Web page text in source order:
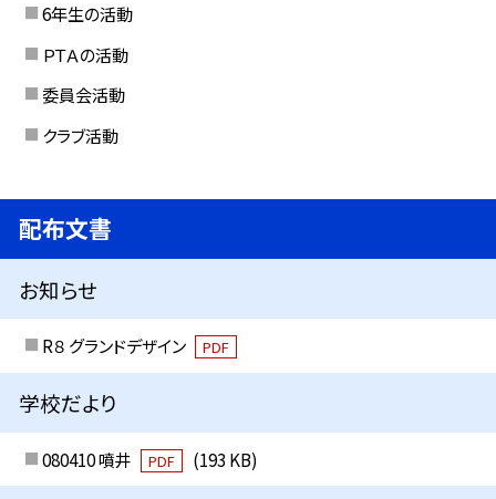
6年生の活動
ＰＴＡの活動
委員会活動
クラブ活動
配布文書
お知らせ
R８ グランドデザイン PDF
学校だより
080410 噴井 PDF (193 KB)